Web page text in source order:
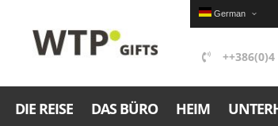
German
DIE REISE DAS BÜRO HEIM